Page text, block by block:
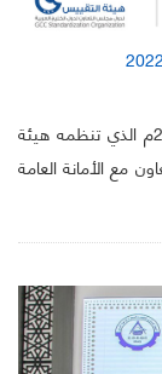
تبدأ غداً الثلاثاء فعاليات أسبوع التقييس الخليجي 2022م الذي تنظمه هيئة
مع الأمانة العامة